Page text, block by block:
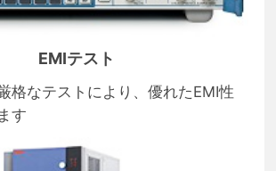
EMIテスト
格なテストにより、優れたEMI性
す